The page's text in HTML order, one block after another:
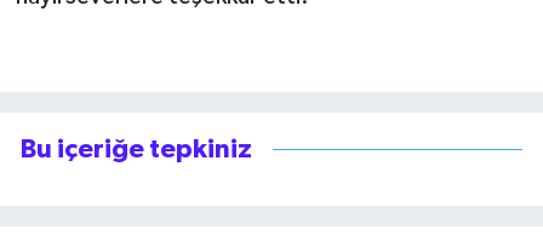
Bu içeriğe tepkiniz